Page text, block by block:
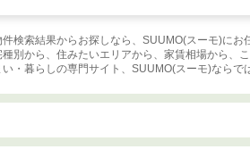
検索結果からお探しなら、SUUMO(スーモ)に
別から、住みたいエリアから、家賃相場から、
・暮らしの専門サイト、SUUMO(スーモ)ならで